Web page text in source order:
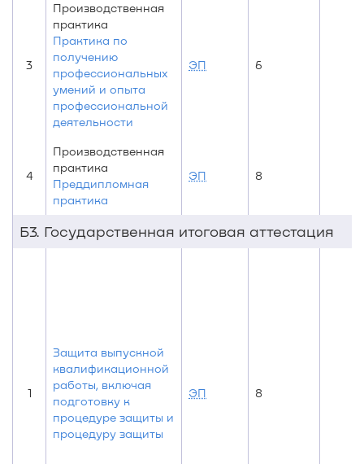
3
Производственная
практика
Практика по
получению
профессиональных
умений и опыта
профессиональной
деятельности
ЭП 6
4
Производственная
практика
Преддипломная
практика
ЭП 8
Б3. Государственная итоговая аттестация
1
Защита выпускной
квалификационной
работы, включая
подготовку к
процедуре защиты и
процедуру защиты
ЭП 8